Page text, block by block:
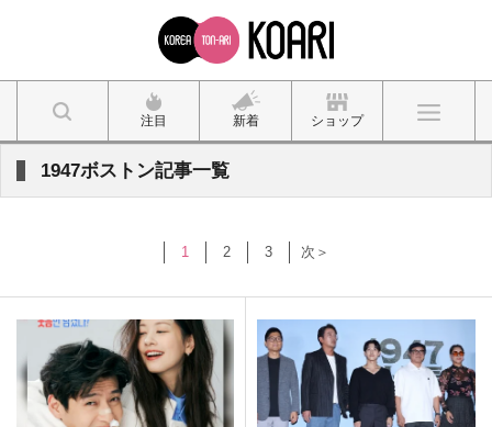
注目 新着 ショップ
1947ボストン記事一覧
1 2 3 次＞